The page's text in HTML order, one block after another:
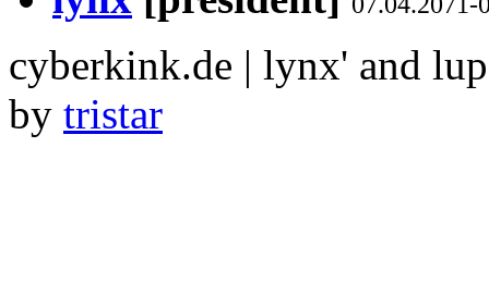
cyberkink.de | lynx' and
by tristar